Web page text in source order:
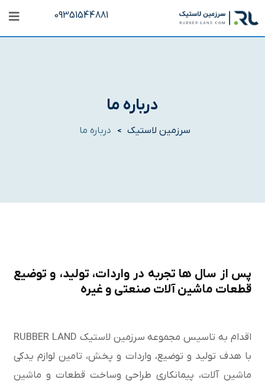
09351544881
درباره ما
سرزمین لاستیک > درباره ما
پس از سال ها تجربه در واردات، تولید، و توضیع
قطعات ماشین آلات صنعتی و غیره
اقدام به تاسیس مجموعه سرزمین لاستیک RUBBER LAND
با هدف تولید و توضیع، واردات و پخش، تامین لوازم یدکی
ماشین آلات، پیمانکاری طراحی وساخت قطعات و ماشین